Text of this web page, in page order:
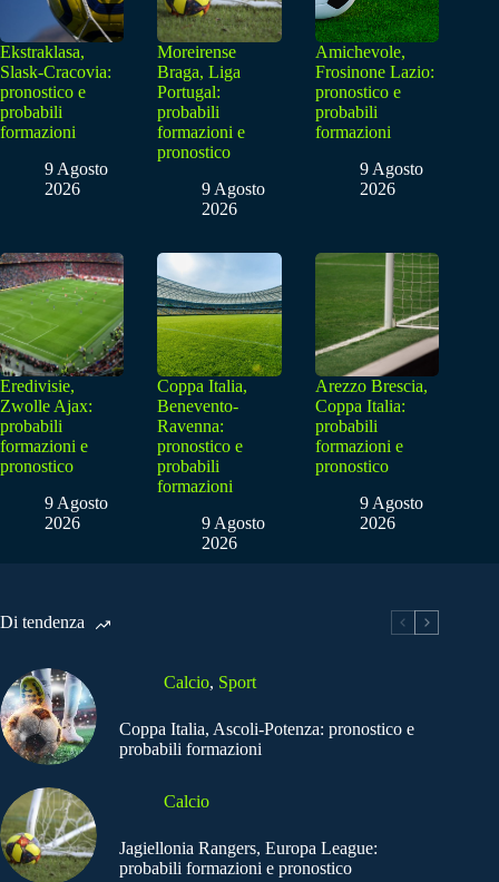
Ekstraklasa,
Slask-Cracovia:
pronostico e
probabili
formazioni
9 Agosto
2026
Moreirense
Braga, Liga
Portugal:
probabili
formazioni e
pronostico
9 Agosto
2026
Amichevole,
Frosinone Lazio:
pronostico e
probabili
formazioni
9 Agosto
2026
Eredivisie,
Zwolle Ajax:
probabili
formazioni e
pronostico
9 Agosto
2026
Coppa Italia,
Benevento-
Ravenna:
pronostico e
probabili
formazioni
9 Agosto
2026
Arezzo Brescia,
Coppa Italia:
probabili
formazioni e
pronostico
9 Agosto
2026
Di tendenza
Calcio, Sport
Coppa Italia, Ascoli-Potenza: pronostico e
probabili formazioni
Calcio
Jagiellonia Rangers, Europa League:
probabili formazioni e pronostico